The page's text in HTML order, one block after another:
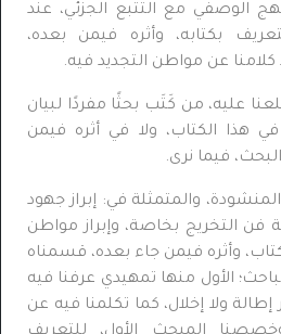
الوصفي مع التتبع الجزئي، عند
بكتابه، وأثره فيمن بعده،
كلامنا عن مواطن التجديد فيه.
عليه، من كَتَب بحثًا مفردًا لبيان
في هذا الكتاب، ولا في أثره فيمن
فيما نرى.
والمتمثلة في: إبراز جهود
فن التخريج بخاصة، وإبراز مواطن
وأثره فيمن جاء بعده، قسمناه
الأول منها تمهيدي عرفنا فيه
ولا إخلال، كما تكلمنا فيه عن